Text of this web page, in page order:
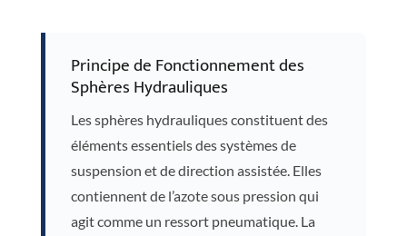
Principe de Fonctionnement des
Sphères Hydrauliques
Les sphères hydrauliques constituent des
éléments essentiels des systèmes de
suspension et de direction assistée. Elles
contiennent de l’azote sous pression qui
agit comme un ressort pneumatique. La